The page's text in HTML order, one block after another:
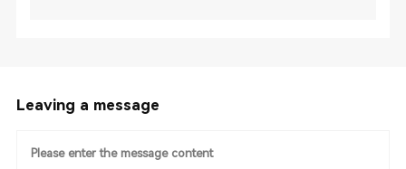
Leaving a message